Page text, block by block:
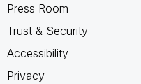
Press Room
Trust & Security
Accessibility
Privacy